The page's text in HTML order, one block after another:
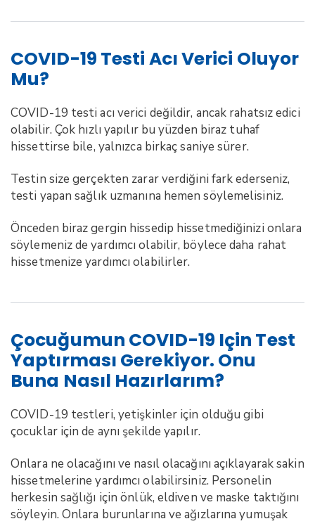
COVID-19 Testi Acı Verici Oluyor
Mu?
COVID-19 testi acı verici değildir, ancak rahatsız edici
olabilir. Çok hızlı yapılır bu yüzden biraz tuhaf
hissettirse bile, yalnızca birkaç saniye sürer.
Testin size gerçekten zarar verdiğini fark ederseniz,
testi yapan sağlık uzmanına hemen söylemelisiniz.
Önceden biraz gergin hissedip hissetmediğinizi onlara
söylemeniz de yardımcı olabilir, böylece daha rahat
hissetmenize yardımcı olabilirler.
Çocuğumun COVID-19 Için Test
Yaptırması Gerekiyor. Onu
Buna Nasıl Hazırlarım?
COVID-19 testleri, yetişkinler için olduğu gibi
çocuklar için de aynı şekilde yapılır.
Onlara ne olacağını ve nasıl olacağını açıklayarak sakin
hissetmelerine yardımcı olabilirsiniz. Personelin
herkesin sağlığı için önlük, eldiven ve maske taktığını
söyleyin. Onlara burunlarına ve ağızlarına yumuşak